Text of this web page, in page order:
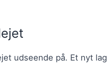
udseende på. Et nyt lag